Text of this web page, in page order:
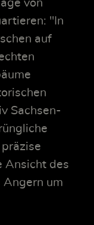
von
"In
auf
Sachsen-
Ansicht des
Angern um